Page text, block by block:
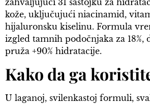
kože, uključujući niacinamid,
hijaluronsku kiselinu. Formula
izgled tamnih podočnjaka za 18%,
pruža +90% hidratacije.
Kako da ga
U laganoj, svilenkastoj formuli,